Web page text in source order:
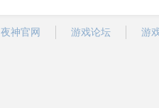
夜神官网 游戏论坛 游